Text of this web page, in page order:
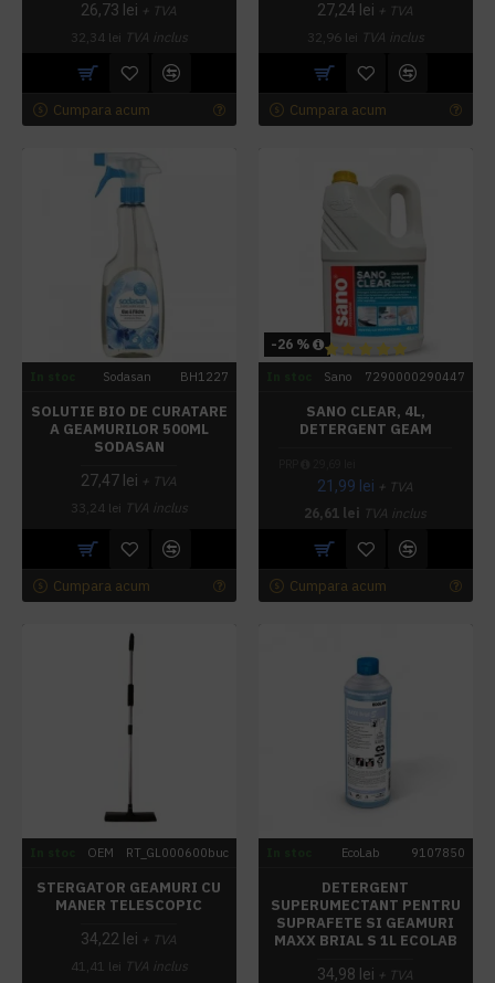
26,73 lei + TVA
32,34 lei TVA inclus
Cumpara acum
27,24 lei + TVA
32,96 lei TVA inclus
Cumpara acum
Sodasan BH1227
SOLUTIE BIO DE CURATARE
A GEAMURILOR 500ML
SODASAN
27,47 lei + TVA
33,24 lei TVA inclus
Cumpara acum
-26 %
Sano 7290000290447
SANO CLEAR, 4L,
DETERGENT GEAM
21,99 lei + TVA
26,61 lei TVA inclus
Cumpara acum
OEM RT_GL000600buc
STERGATOR GEAMURI CU
MANER TELESCOPIC
34,22 lei + TVA
41,41 lei TVA inclus
EcoLab 9107850
DETERGENT
SUPERUMECTANT PENTRU
SUPRAFETE SI GEAMURI
MAXX BRIAL S 1L ECOLAB
34,98 lei + TVA